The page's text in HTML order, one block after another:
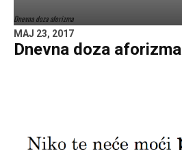
Dnevna doza aforizma
MAJ 23, 2017
Dnevna doza aforizma